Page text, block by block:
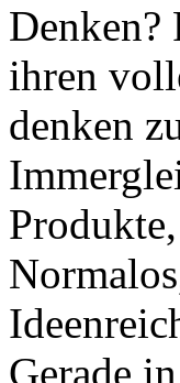
Denken?
ihren
denken
Gerade